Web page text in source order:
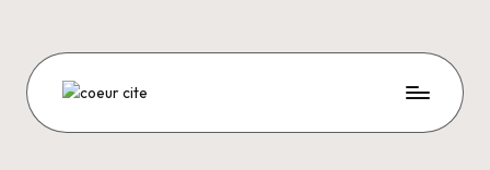
content
C